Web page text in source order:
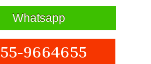
9664655
Whatsapp